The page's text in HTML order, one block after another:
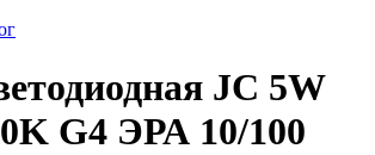
JC 5W
G4 ЭРА 10/100